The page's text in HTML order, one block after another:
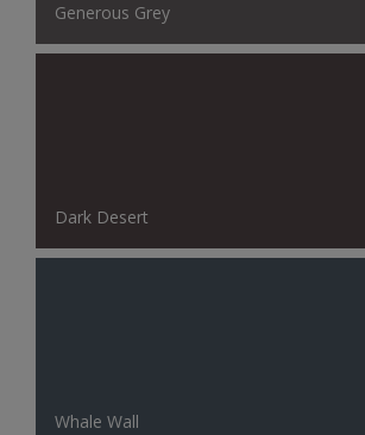
Generous Grey
Dark Desert
Whale Wall